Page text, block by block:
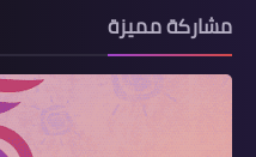
مشاركة مميزة